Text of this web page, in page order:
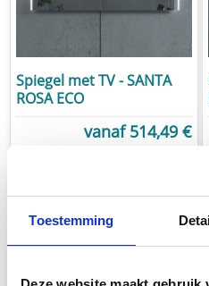
Toestemming
Spiegel met TV - SANTA
ROSA ECO
vanaf514,49 €